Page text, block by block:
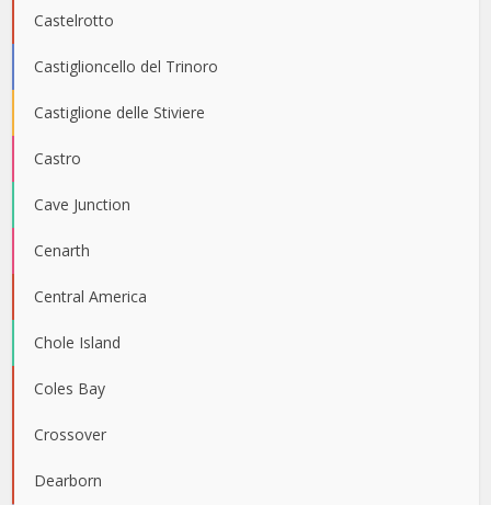
Castelrotto
Castiglioncello del Trinoro
Castiglione delle Stiviere
Castro
Cave Junction
Cenarth
Central America
Chole Island
Coles Bay
Crossover
Dearborn